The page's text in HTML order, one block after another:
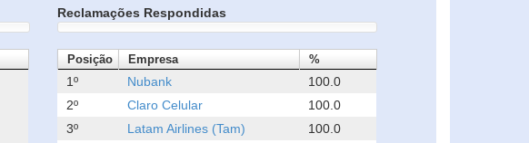
Reclamações Respondidas
Posição Empresa %
1º Nubank
100.0
2º
Claro Celular
100.0
3º
Latam Airlines (Tam)
100.0